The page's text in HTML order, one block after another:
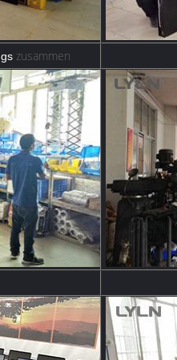
zusammen